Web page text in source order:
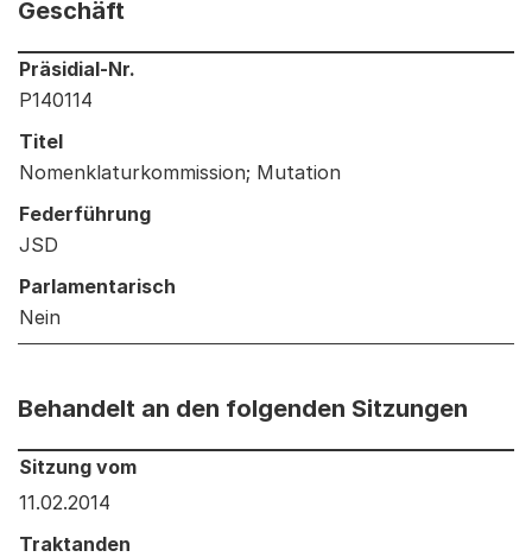
Geschäft
Informationen zum Ausgewählten Geschäft
Präsidial-Nr.
P140114
Titel
Nomenklaturkommission; Mutation
Federführung
JSD
Parlamentarisch
Nein
Behandelt an den folgenden Sitzungen
Behandelt an den folgenden Sitzungen: Informationen
Sitzung vom
11.02.2014
Traktanden